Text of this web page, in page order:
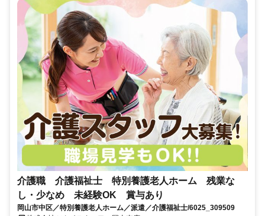
介護職 介護福祉士 特別養護老人ホーム 残業な
し・少なめ 未経験OK 賞与あり
岡山市中区／特別養護老人ホーム／派遣／介護福祉士/6025_309509